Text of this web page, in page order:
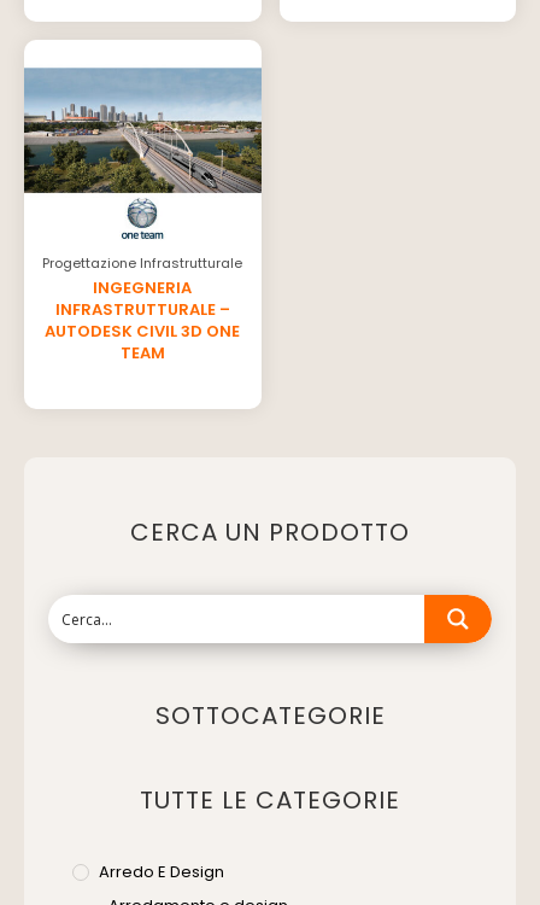
Progettazione Infrastrutturale
INGEGNERIA
INFRASTRUTTURALE –
AUTODESK CIVIL 3D ONE
TEAM
CERCA UN PRODOTTO
SOTTOCATEGORIE
TUTTE LE CATEGORIE
Arredo E Design